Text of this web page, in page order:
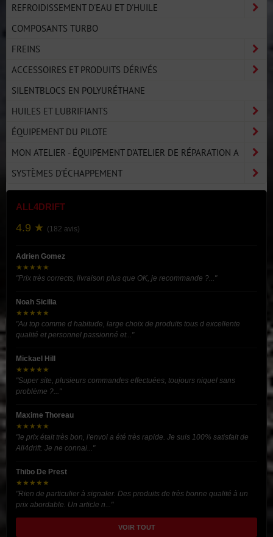
REFROIDISSEMENT D'EAU ET D'HUILE
COMPOSANTS TURBO
FREINS
ACCESSOIRES ET PRODUITS DÉRIVÉS
SILENTBLOCS EN POLYURÉTHANE
HUILES ET LUBRIFIANTS
ÉQUIPEMENT DU PILOTE
MON ATELIER - ÉQUIPEMENT D'ATELIER DE RÉPARATION A
SYSTÈMES D'ÉCHAPPEMENT
ALL4DRIFT
4.9 ★ (182 avis)
Adrien Gomez
★★★★★
"Prix très corrects, livraison plus que OK, je recommande ?..."
Noah Sicilia
★★★★★
"Au top comme d habitude, large choix de produits tous d excellente
qualité et personnel passionné et..."
Mickael Hill
★★★★★
"Super site, plusieurs commandes effectuées, toujours niquel sans
problème ?..."
Maxime Thoreau
★★★★★
"le prix était très bon, l'envoi a été très rapide. Je suis 100% satisfait de
All4drift. Je ne connai..."
Thibo De Prest
★★★★★
"Rien de particulier à signaler. Des produits de très bonne qualité à un
prix abordable. Un article n..."
VOIR TOUT